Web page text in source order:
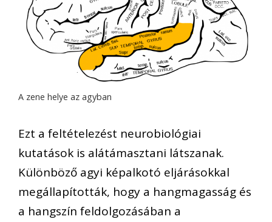
A zene helye az agyban
Ezt a feltételezést neurobiológiai
kutatások is alátámasztani látszanak.
Különböző agyi képalkotó eljárásokkal
megállapították, hogy a hangmagasság és
a hangszín feldolgozásában a